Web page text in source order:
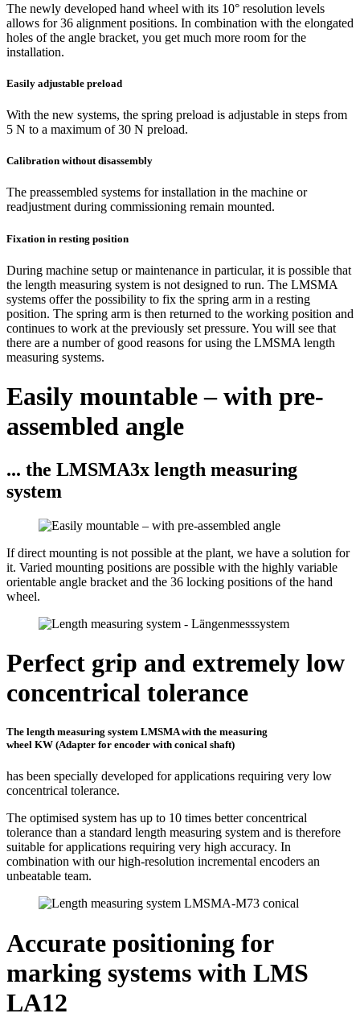
The newly developed hand wheel with its 10° resolution levels
allows for 36 alignment positions. In combination with the elongated
holes of the angle bracket, you get much more room for the
installation.
Easily adjustable preload
With the new systems, the spring preload is adjustable in steps from
5 N to a maximum of 30 N preload.
Calibration without disassembly
The preassembled systems for installation in the machine or
readjustment during commissioning remain mounted.
Fixation in resting position
During machine setup or maintenance in particular, it is possible that
the length measuring system is not designed to run. The LMSMA
systems offer the possibility to fix the spring arm in a resting
position. The spring arm is then returned to the working position and
continues to work at the previously set pressure. You will see that
there are a number of good reasons for using the LMSMA length
measuring systems.
Easily mountable – with pre-
assembled angle
... the LMSMA3x length measuring
system
If direct mounting is not possible at the plant, we have a solution for
it. Varied mounting positions are possible with the highly variable
orientable angle bracket and the 36 locking positions of the hand
wheel.
Perfect grip and extremely low
concentrical tolerance
The length measuring system LMSMA with the measuring
wheel KW (Adapter for encoder with conical shaft)
has been specially developed for applications requiring very low
concentrical tolerance.
The optimised system has up to 10 times better concentrical
tolerance than a standard length measuring system and is therefore
suitable for applications requiring very high accuracy. In
combination with our high-resolution incremental encoders an
unbeatable team.
Accurate positioning for
marking systems with LMS
LA12